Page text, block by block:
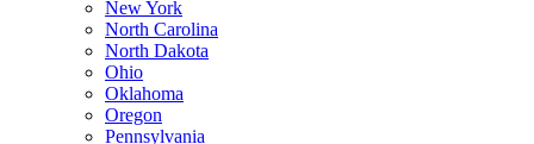
New York
North Carolina
North Dakota
Ohio
Oklahoma
Oregon
Pennsylvania